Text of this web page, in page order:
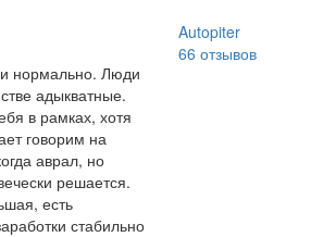
нормально. Люди
адыкватные.
в рамках, хотя
говорим на
аврал, но
решается.
есть
стабильно
Autopiter
66 отзывов